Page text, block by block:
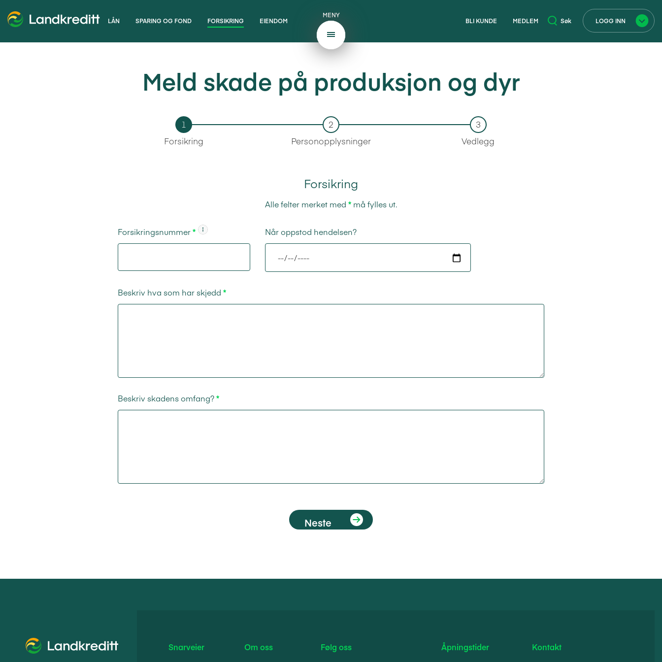
LÅN SPARING OG FOND FORSIKRING EIENDOM
MENY
BLI KUNDE MEDLEM Søk LOGG INN
Meld skade på produksjon og dyr
1
Forsikring
2
Personopplysninger
3
Vedlegg
Forsikring
Alle felter merket med *må fylles ut.
Forsikringsnummer Når oppstod hendelsen?
Beskriv hva som har skjedd
Beskriv skadens omfang?
Neste
Snarveier Om oss Følg oss Åpningstider Kontakt